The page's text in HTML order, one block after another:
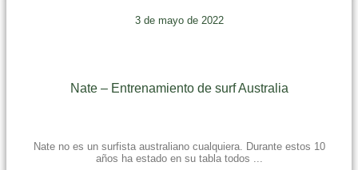
3 de mayo de 2022
Nate – Entrenamiento de surf Australia
Nate no es un surfista australiano cualquiera. Durante estos 10
años ha estado en su tabla todos ...